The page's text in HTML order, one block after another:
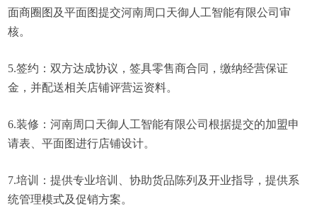
面商圈图及平面图提交河南周口天御人工智能有限公司审
核。
5.签约：双方达成协议，签具零售商合同，缴纳经营保证
金，并配送相关店铺评营运资料。
6.装修：河南周口天御人工智能有限公司根据提交的加盟申
请表、平面图进行店铺设计。
7.培训：提供专业培训、协助货品陈列及开业指导，提供系
统管理模式及促销方案。